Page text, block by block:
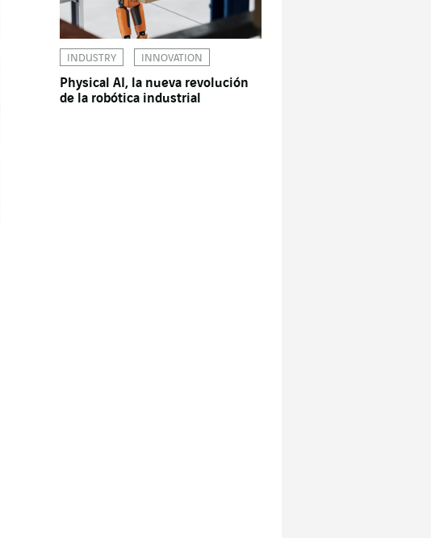
INDUSTRY INNOVATION
Physical AI, la nueva revolución
de la robótica industrial